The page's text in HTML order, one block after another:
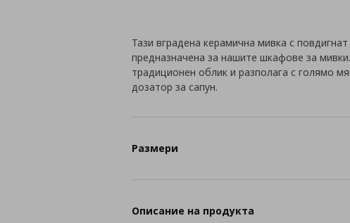
Тази вградена керамична мивка с
предназначена за нашите шкафове за
традиционен облик и разполага с голямо
дозатор за сапун.
Размери
Описание на продукта